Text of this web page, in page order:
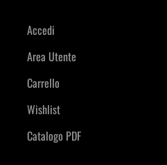
Accedi
Area Utente
Carrello
Wishlist
Catalogo PDF